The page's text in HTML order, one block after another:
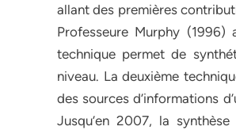
allant des premières
Professeure Murphy
technique permet de
niveau. La deuxième
des sources d’informations
Jusqu’en 2007, la